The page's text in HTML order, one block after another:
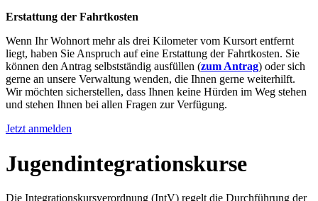
Erstattung der Fahrtkosten
Wenn Ihr Wohnort mehr als drei Kilometer vom Kursort entfernt
liegt, haben Sie Anspruch auf eine Erstattung der Fahrtkosten. Sie
können den Antrag selbstständig ausfüllen (zum Antrag) oder sich
gerne an unsere Verwaltung wenden, die Ihnen gerne weiterhilft.
Wir möchten sicherstellen, dass Ihnen keine Hürden im Weg stehen
und stehen Ihnen bei allen Fragen zur Verfügung.
Jetzt anmelden
Jugendintegrationskurse
Die Integrationskursverordnung (IntV) regelt die Durchführung der